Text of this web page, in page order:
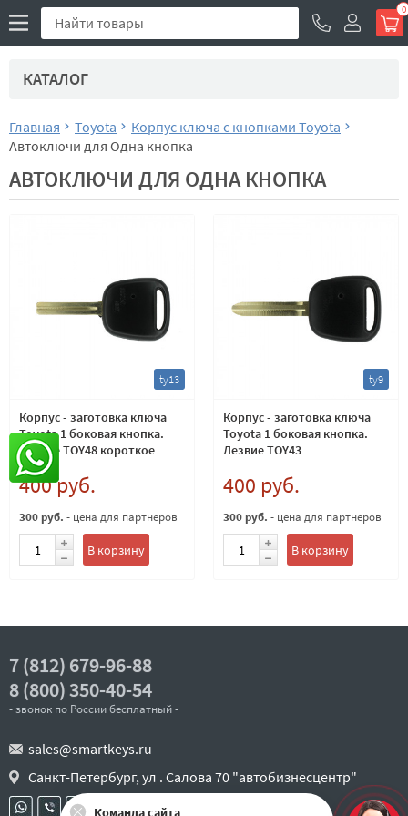
0
КАТАЛОГ
Главная Toyota
Корпус ключа с кнопками Toyota
Автоключи для Одна кнопка
АВТОКЛЮЧИ ДЛЯ ОДНА КНОПКА
ty13
Корпус - заготовка ключа
Toyota 1 боковая кнопка.
Лезвие TOY48 короткое
400 руб.
300 руб. - цена для партнеров
В корзину
ty9
Корпус - заготовка ключа
Toyota 1 боковая кнопка.
Лезвие TOY43
400 руб.
300 руб. - цена для партнеров
В корзину
7 (812) 679-96-88
8 (800) 350-40-54
- звонок по России бесплатный -
sales@smartkeys.ru
Санкт-Петербург, ул . Салова 70 "автобизнесцентр"
Команда сайта